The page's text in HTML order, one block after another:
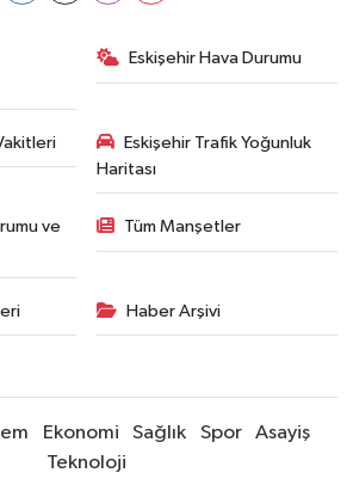
Eskişehir Hava Durumu
Eskişehir Trafik Yoğunluk
Haritası
ve
Tüm Manşetler
Haber Arşivi
Ekonomi Sağlık Spor
Asayiş
Teknoloji